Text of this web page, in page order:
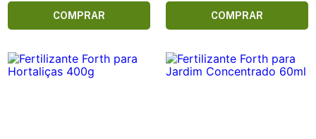
COMPRAR COMPRAR